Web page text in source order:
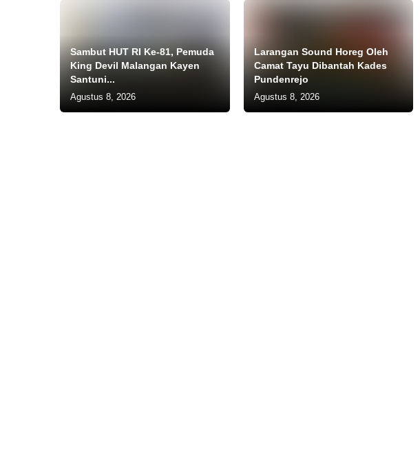
Sambut HUT RI Ke-81, Pemuda
King Devil Malangan Kayen
Santuni...
Agustus 8, 2026
Larangan Sound Horeg Oleh
Camat Tayu Dibantah Kades
Pundenrejo
Agustus 8, 2026